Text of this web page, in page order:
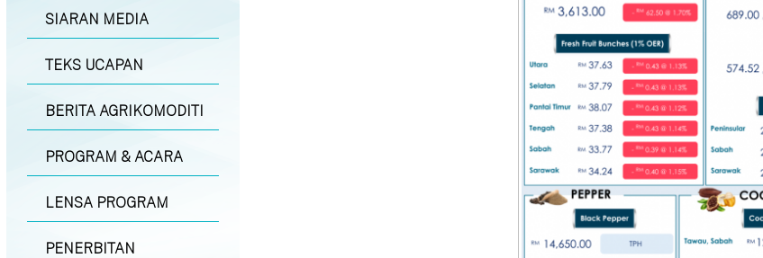
SIARAN MEDIA
TEKS UCAPAN
BERITA AGRIKOMODITI
PROGRAM & ACARA
LENSA PROGRAM
PENERBITAN